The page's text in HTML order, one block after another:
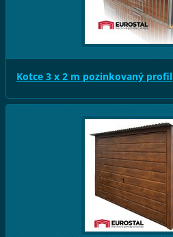
Kotce 3 x 2 m pozinkovaný profil